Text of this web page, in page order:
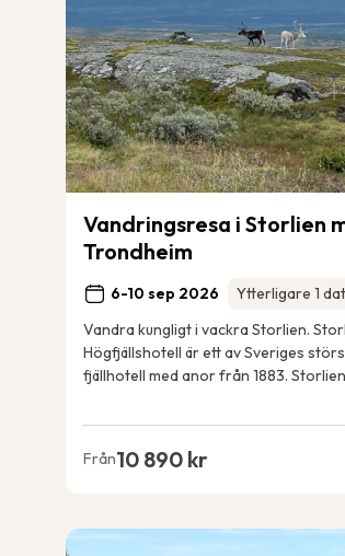
Vandringsresa i Storlien
Trondheim
6-10 sep 2026
Ytterligare 1
Vandra kungligt i vackra Storlien.
Högfjällshotell är ett av Sveriges
fjällhotell med anor från 1883.
Från10 890 kr